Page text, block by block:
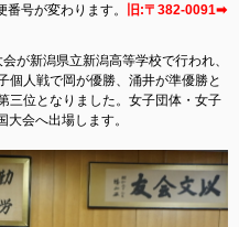
号が変わります。
旧:〒382-0091➡
が新潟県立新潟高等学校で行われ、
個人戦で岡が優勝、涌井が準優勝と
三位となりました。女子団体・女子
会へ出場します。